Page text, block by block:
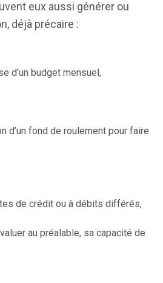
eux aussi générer ou
déjà précaire :
d’un budget mensuel,
d’un fond de roulement pour faire
de crédit ou à débits différés,
au préalable, sa capacité de